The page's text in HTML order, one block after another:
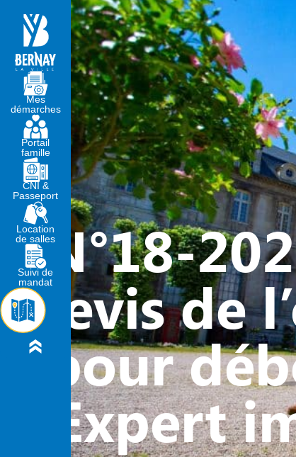
MA MAIRIE
N°18-
devis de
pour
Expert
Mes
démarches
Portail
famille
CNI &
Passeport
Location
de salles
Suivi de
mandat